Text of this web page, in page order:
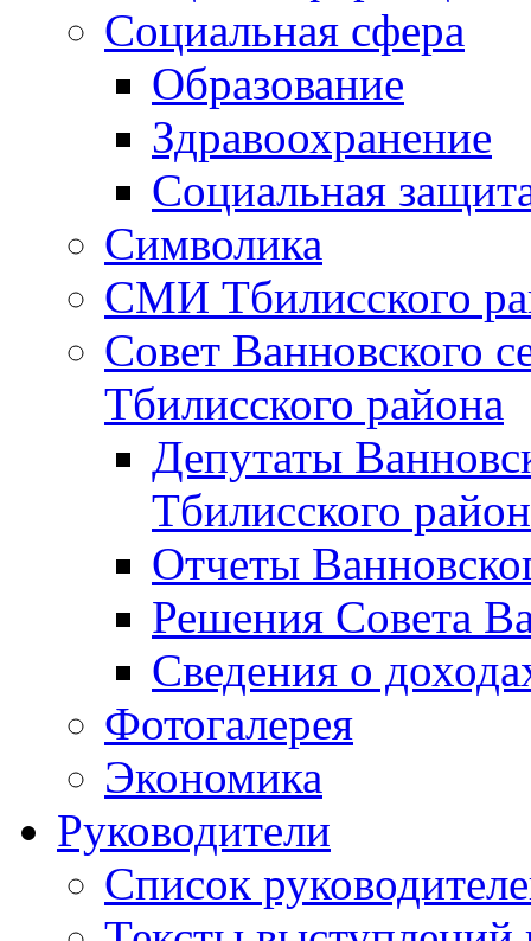
Социальная сфера
Образование
Здравоохранение
Социальная
Символика
СМИ Тбилисского
Совет Ванновского
Тбилисского района
Депутаты
Тбилисского
Отчеты
Решения Совета
Сведения о
Фотогалерея
Экономика
Руководители
Список